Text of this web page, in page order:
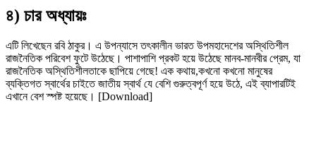
৪) চার অধ্যায়ঃ
এটি লিখেছেন রবি ঠাকুর। এ উপন্যাসে তৎকালীন ভারত উপমহাদেশের অস্থিতিশীল
রাজনৈতিক পরিবেশ ফুটে উঠেছে। পাশাপাশি প্রকট হয়ে উঠেছে মানব-মানবীর প্রেম, যা
রাজনৈতিক অস্থিতিশীলতাকে ছাপিয়ে গেছে! এক কথায়,কখনো কখনো মানুষের
ব্যক্তিগত স্বার্থের চাইতে জাতীয় স্বার্থ যে বেশি গুরুত্বপূর্ণ হয়ে উঠে, এই ব্যাপারটিই
এখানে বেশ স্পষ্ট হয়েছে। [Download]